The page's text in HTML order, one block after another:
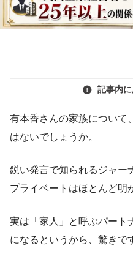
記事内
有本香さんの家族について
はないでしょうか。
鋭い発言で知られるジャー
プライベートはほとんど明
実は「家人」と呼ぶパート
になるというから、驚きで